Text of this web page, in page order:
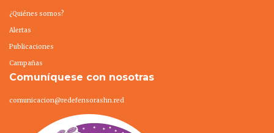
¿Quiénes somos?
Alertas
Publicaciones
Campañas
Comuníquese con nosotras
comunicacion@redefensorashn.red